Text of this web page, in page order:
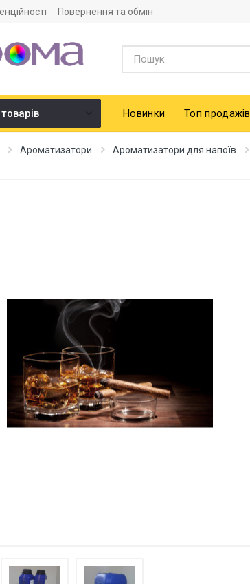
Повернення та обмін
Новинки Топ продажів
Ароматизатори Ароматизатори для напоїв